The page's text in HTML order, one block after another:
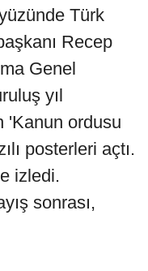
Türk
Recep
Genel
yıl
'Kanun ordusu
posterleri açtı.
izledi.
sonrası,